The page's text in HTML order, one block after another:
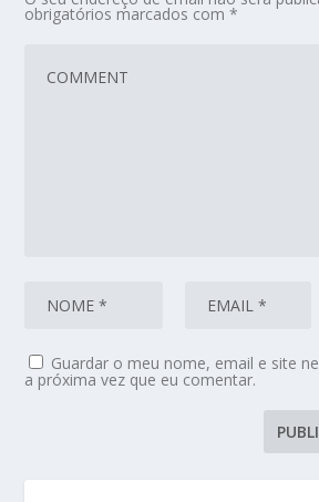
obrigatórios marcados com*
Guardar o meu nome, email e site
a próxima vez que eu comentar.